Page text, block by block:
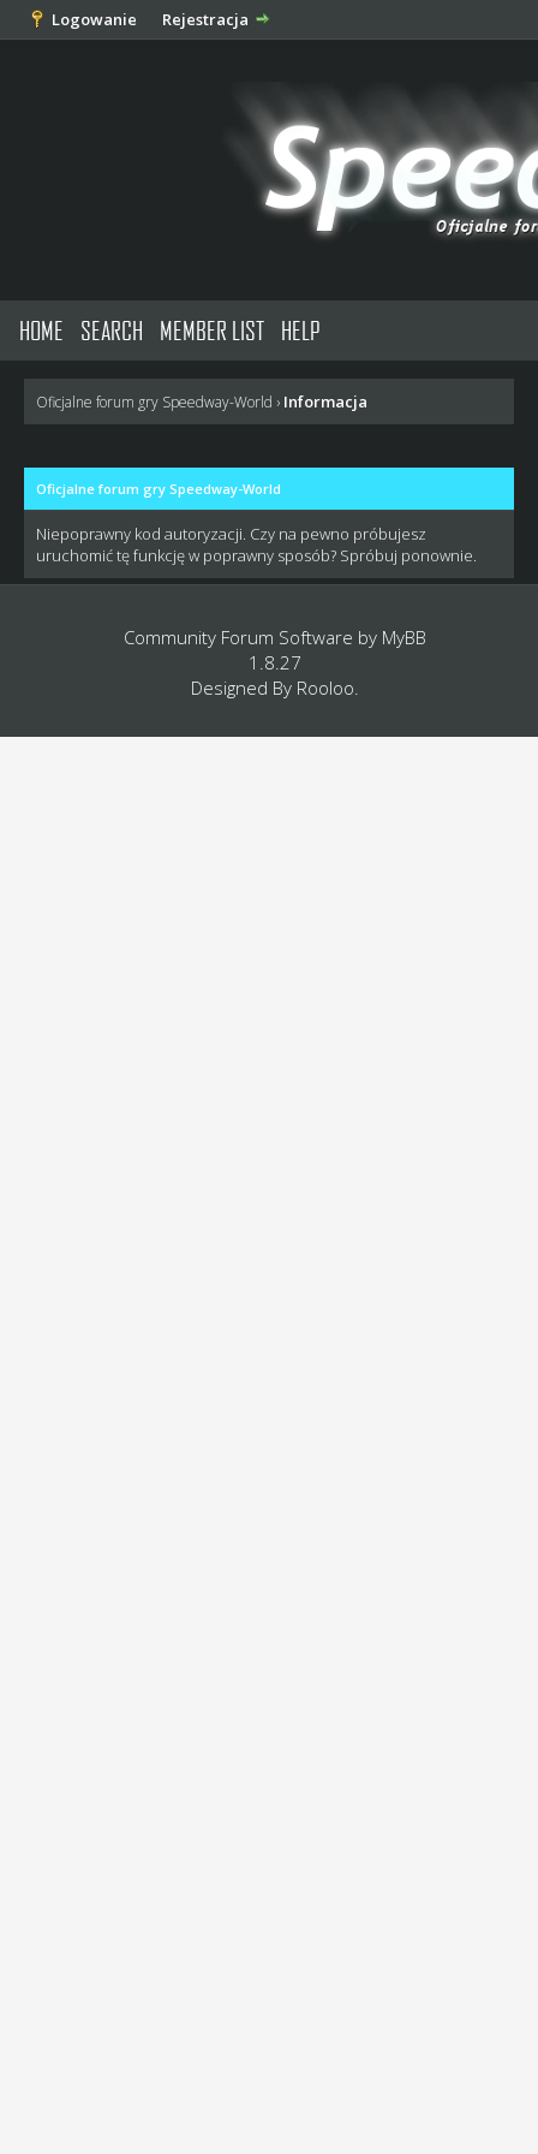
Logowanie Rejestracja
HOME SEARCH MEMBER LIST HELP
Oficjalne forum gry Speedway-World › Informacja
Oficjalne forum gry Speedway-World
Niepoprawny kod autoryzacji. Czy na pewno próbujesz
uruchomić tę funkcję w poprawny sposób? Spróbuj ponownie.
Community Forum Software by MyBB
1.8.27
Designed By Rooloo.